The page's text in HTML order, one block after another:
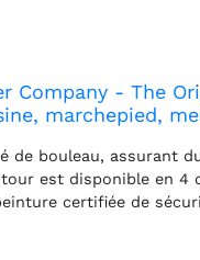
Company - The
marchepied,
de bouleau, assurant
est disponible en 4
certifiée de
sécurité